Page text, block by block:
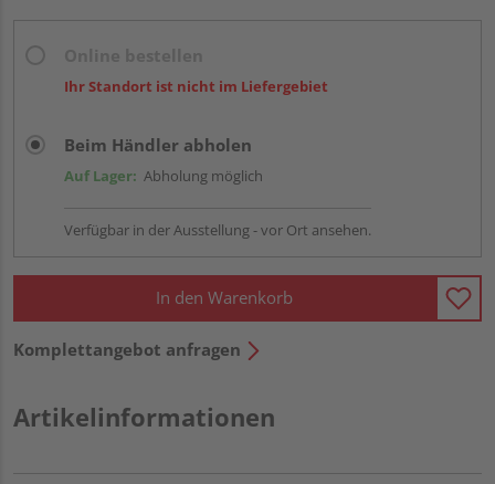
Ihr Standort ist nicht im Liefergebiet
Beim Händler abholen
Auf Lager: Abholung möglich
Verfügbar in der Ausstellung - vor Ort ansehen.
In den Warenkorb
Komplettangebot anfragen
Artikelinformationen